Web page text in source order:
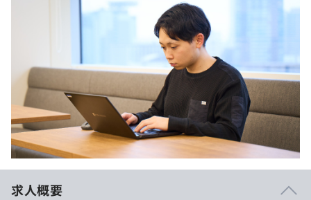
個人向けプラン
法人向けプラン
学校向けプラン
契約内容・クーポン
再チャレンジ結果一覧
求人概要